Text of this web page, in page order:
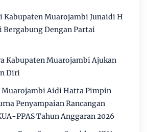
Kabupaten Muarojambi Junaidi H
Bergabung Dengan Partai
Kabupaten Muarojambi Ajukan
Diri
Muarojambi Aidi Hatta Pimpin
Penyampaian Rancangan
PPAS Tahun Anggaran 2026